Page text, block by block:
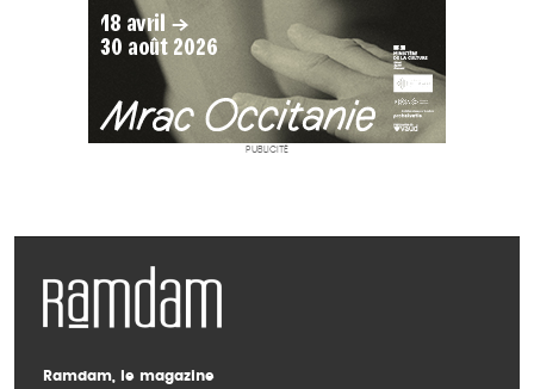
PUBLICITÉ
Ramdam, le magazine